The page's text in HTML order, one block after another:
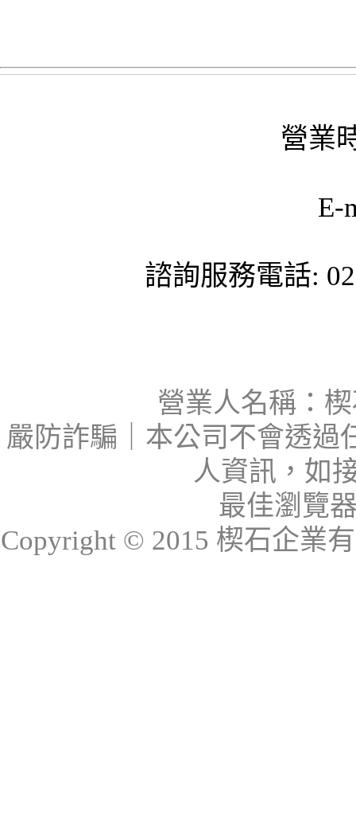
營業
E-
諮詢服務電話:
營業人名稱：
嚴防詐騙｜本公司不會透過
人資訊，如
最佳瀏覽
Copyright © 2015 楔石企業